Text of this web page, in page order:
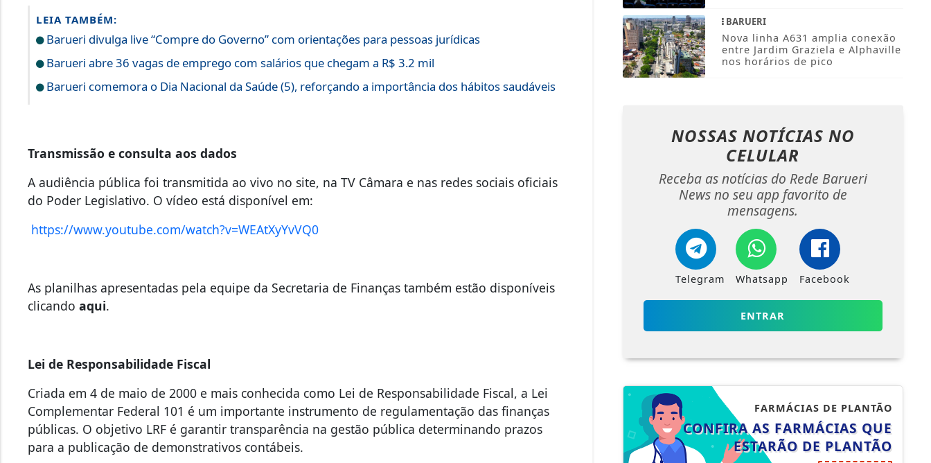
LEIA TAMBÉM:
Barueri divulga live “Compre do Governo” com orientações para pessoas jurídicas
Barueri abre 36 vagas de emprego com salários que chegam a R$ 3.2 mil
Barueri comemora o Dia Nacional da Saúde (5), reforçando a importância dos hábitos saudáveis
Transmissão e consulta aos dados
A audiência pública foi transmitida ao vivo no site, na TV Câmara e nas redes sociais oficiais
do Poder Legislativo. O vídeo está disponível em:
https://www.youtube.com/watch?v=WEAtXyYvVQ0
As planilhas apresentadas pela equipe da Secretaria de Finanças também estão disponíveis
clicandoaqui.
Lei de Responsabilidade Fiscal
Criada em 4 de maio de 2000 e mais conhecida como Lei de Responsabilidade Fiscal, a Lei
Complementar Federal 101 é um importante instrumento de regulamentação das finanças
públicas. O objetivo LRF é garantir transparência na gestão pública determinando prazos
para a publicação de demonstrativos contábeis.
BARUERI
Nova linha A631 amplia conexão
entre Jardim Graziela e Alphaville
nos horários de pico
NOSSAS NOTÍCIAS NO
CELULAR
Receba as notícias do Rede Barueri
News no seu app favorito de
mensagens.
Telegram Whatsapp Facebook
ENTRAR
FARMÁCIAS DE PLANTÃO
CONFIRA AS FARMÁCIAS QUE
ESTARÃO DE PLANTÃO